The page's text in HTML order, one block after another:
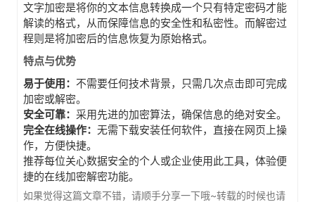
文字加密是将你的文本信息转换成一个只有特定密码才能
解读的格式，从而保障信息的安全性和私密性。而解密过
程则是将加密后的信息恢复为原始格式。
特点与优势
易于使用： 不需要任何技术背景，只需几次点击即可完成
加密或解密。
安全可靠： 采用先进的加密算法，确保信息的绝对安全。
完全在线操作： 无需下载安装任何软件，直接在网页上操
作，方便快捷。
推荐每位关心数据安全的个人或企业使用此工具，体验便
捷的在线加密解密功能。
如果觉得这篇文章不错，请顺手分享一下哦~转载的时候也请